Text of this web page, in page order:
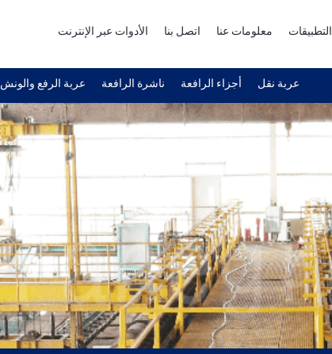
الأدوات عبر الإنترنت اتصل بنا معلومات عنا التطبيقات
عربة الرفع والونش ناشرة الرافعة أجزاء الرافعة عربة نقل